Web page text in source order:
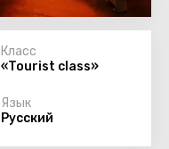
Класс
«Tourist class»
Язык
Русский